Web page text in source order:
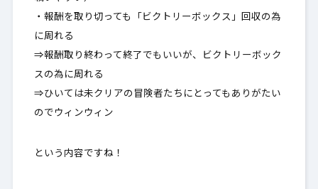
・報酬を取り切っても「ビクトリーボックス」回収の為
に周れる
⇒報酬取り終わって終了でもいいが、ビクトリーボック
スの為に周れる
⇒ひいては未クリアの冒険者たちにとってもありがたい
のでウィンウィン
という内容ですね！